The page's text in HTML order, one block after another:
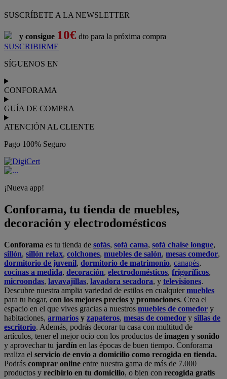
SUSCRÍBETE A LA NEWSLETTER
y consigue 10€ dto para la próxima compra
SUSCRIBIRME
SÍGUENOS EN
CONFORAMA
GUÍA DE COMPRA
ATENCIÓN AL CLIENTE
Pago 100% Seguro
¡Nueva app!
Conforama, tu tienda de muebles,
decoración y electrodomésticos
Conforama es tu tienda de sofás, sofá cama, sofá chaise longue,
sillón, sillón relax, colchones, muebles de salón, mesas comedor,
dormitorio de juvenil, dormitorio de matrimonio, canapés,
cocinas a medida, decoración, electrodomésticos, frigoríficos,
microondas, lavavajillas, lavadora secadora, y televisiones.
Descubre nuestra amplia variedad de estilos en cualquiermuebles
para tu hogar, con los mejores precios y promociones. Crea el
espacio en el que vives gracias a nuestros muebles de comedor y
habitaciones, armarios y zapateros, mesas de comedor y sillas de
escritorio. Además, podrás decorar tu casa con multitud de
artículos, tener el mejor ocio con los productos de imagen y sonido
y aprovechar tu jardín en las épocas de buen tiempo. Conforama
realiza el servicio de envío a domicilio como recogida en tienda.
Podrás comprar online entre nuestra gama de más de 7.000
productos y recibirlo en tu domicilio, o bien con recogida gratis